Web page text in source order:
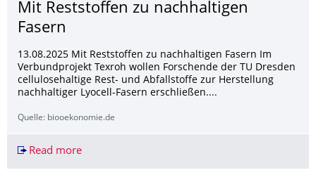
Mit Reststoffen zu nachhaltigen
Fasern
13.08.2025 Mit Reststoffen zu nachhaltigen Fasern Im
Verbundprojekt Texroh wollen Forschende der TU Dresden
cellulosehaltige Rest- und Abfallstoffe zur Herstellung
nachhaltiger Lyocell-Fasern erschließen....
Quelle: biooekonomie.de
Read moreMit Reststoffen zu nachhaltigen Fasern